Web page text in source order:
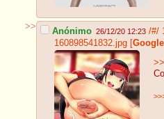
>> Anónimo 26/12/20 12:23 /#/
160898541832.jpg [Google